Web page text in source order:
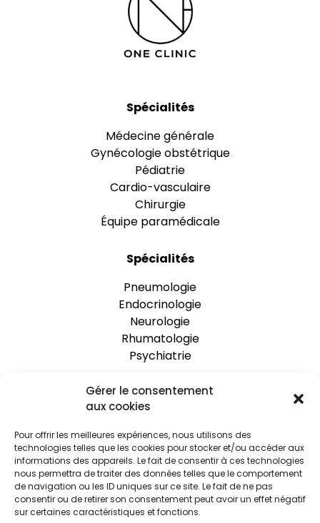
Gérer le consentement
aux cookies
Pour offrir les meilleures expériences, nous utilisons des
technologies telles que les cookies pour stocker et/ou accéder aux
informations des appareils. Le fait de consentir à ces technologies
nous permettra de traiter des données telles que le comportement
de navigation ou les ID uniques sur ce site. Le fait de ne pas
consentir ou de retirer son consentement peut avoir un effet négatif
sur certaines caractéristiques et fonctions.
Spécialités
Médecine générale
Gynécologie obstétrique
Pédiatrie
Cardio-vasculaire
Chirurgie
Équipe paramédicale
Spécialités
Pneumologie
Endocrinologie
Neurologie
Rhumatologie
Psychiatrie
One Clinic
Rejoignez-nous
Espace praticien
Actualités
Le Blog